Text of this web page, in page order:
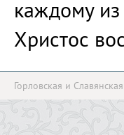
каждому из
Христос
Горловская и